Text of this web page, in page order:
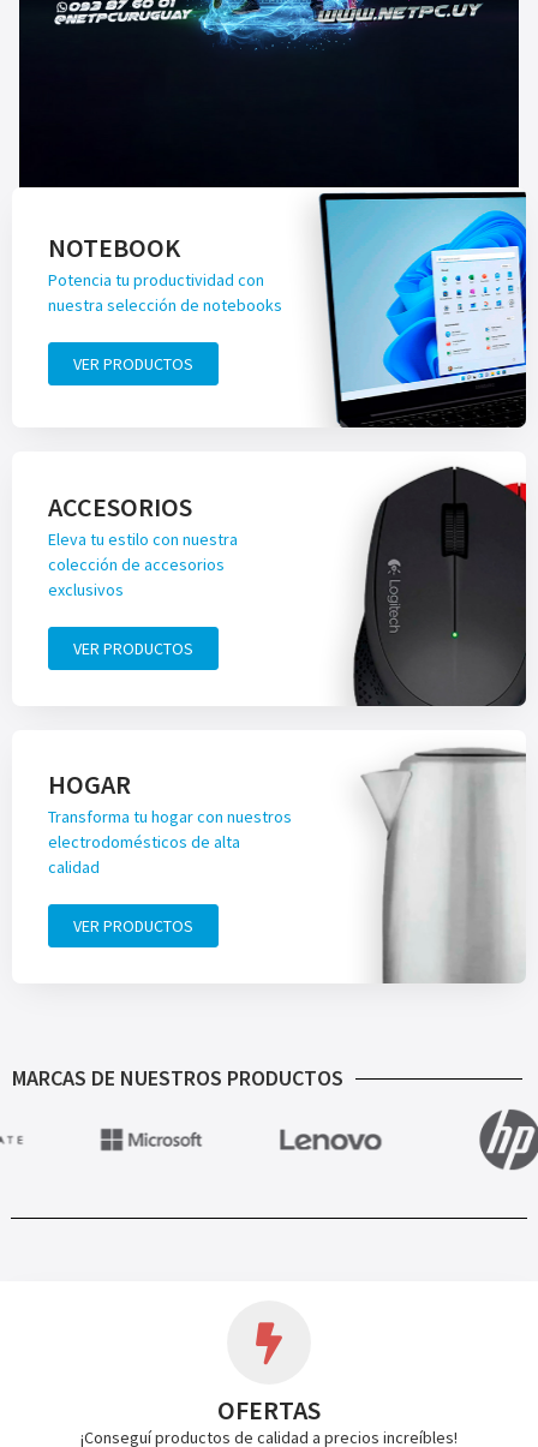
NOTEBOOK
Potencia tu productividad con
nuestra selección de notebooks
VER PRODUCTOS
ACCESORIOS
Eleva tu estilo con nuestra
colección de accesorios
exclusivos
VER PRODUCTOS
HOGAR
Transforma tu hogar con nuestros
electrodomésticos de alta
calidad
VER PRODUCTOS
MARCAS DE NUESTROS PRODUCTOS
OFERTAS
¡Conseguí productos de calidad a precios increíbles!